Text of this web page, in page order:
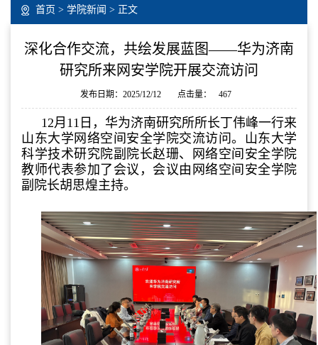
首页 > 学院新闻 > 正文
深化合作交流，共绘发展蓝图——华为济南
研究所来网安学院开展交流访问
发布日期：2025/12/12 点击量： 467
12月11日，华为济南研究所所长丁伟峰一行来
山东大学网络空间安全学院交流访问。山东大学
科学技术研究院副院长赵珊、网络空间安全学院
教师代表参加了会议，会议由网络空间安全学院
副院长胡思煌主持。